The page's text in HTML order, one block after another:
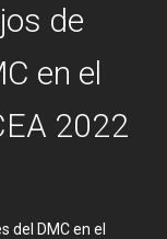
de
en el
2022
del DMC en el